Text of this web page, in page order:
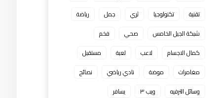
تقنية
تكنولوجيا ثري جمل
رياضة
شبكة الجيل الخامس
صحي
فخم
كمال الاجسام
لاعب لعبة
مستقبل
مغامرات
موضة نادي رياضي
نصائح
وسائل الترفيه
ويب ٣ يسافر